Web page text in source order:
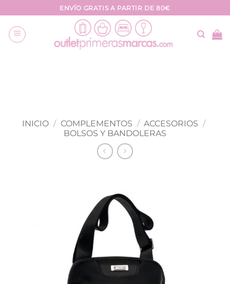
al
contenido
ENVÍO GRATIS A PARTIR DE 80€
INICIO / COMPLEMENTOS / ACCESORIOS /
BOLSOS Y BANDOLERAS